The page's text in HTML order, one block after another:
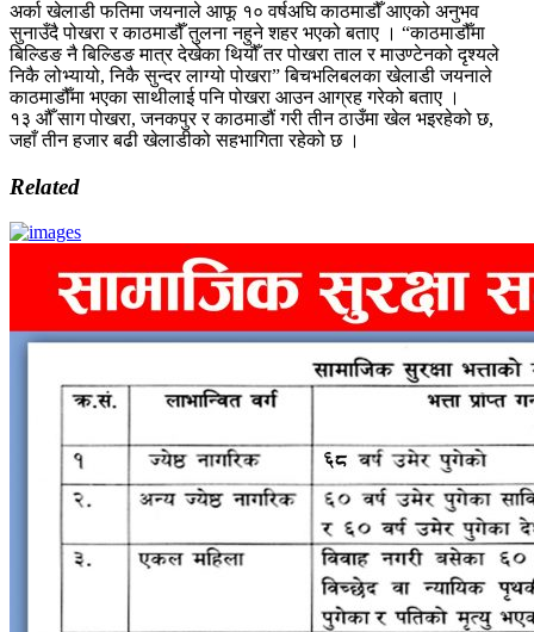
अर्का खेलाडी फतिमा जयनाले आफू १० वर्षअघि काठमाडौँ आएको अनुभव
सुनाउँदै पोखरा र काठमाडौँ तुलना नहुने शहर भएको बताए । “काठमाडौँमा
बिल्डिङ नै बिल्डिङ मात्र देखेका थियौँ तर पोखरा ताल र माउण्टेनको दृश्यले
निकै लोभ्यायो, निकै सुन्दर लाग्यो पोखरा” बिचभलिबलका खेलाडी जयनाले
काठमाडौँमा भएका साथीलाई पनि पोखरा आउन आग्रह गरेको बताए ।
१३ औँ साग पोखरा, जनकपुर र काठमाडौं गरी तीन ठाउँमा खेल भइरहेको छ,
जहाँ तीन हजार बढी खेलाडीको सहभागिता रहेको छ ।
Related